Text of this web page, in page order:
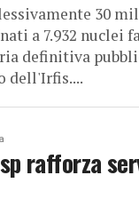
30
a 7.932 nuclei
definitiva
dell'Irfis....
rafforza